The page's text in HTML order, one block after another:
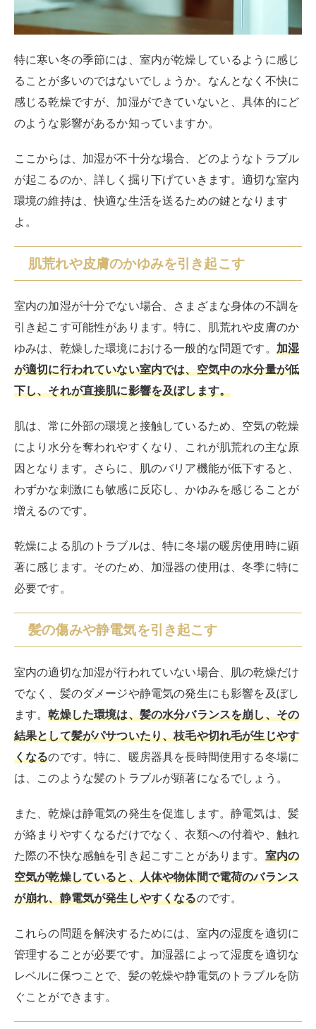
特に寒い冬の季節には、室内が乾燥しているように感じ
ることが多いのではないでしょうか。なんとなく不快に
感じる乾燥ですが、加湿ができていないと、具体的にど
のような影響があるか知っていますか。
ここからは、加湿が不十分な場合、どのようなトラブル
が起こるのか、詳しく掘り下げていきます。適切な室内
環境の維持は、快適な生活を送るための鍵となります
よ。
肌荒れや皮膚のかゆみを引き起こす
室内の加湿が十分でない場合、さまざまな身体の不調を
引き起こす可能性があります。特に、肌荒れや皮膚のか
ゆみは、乾燥した環境における一般的な問題です。 加湿
が適切に行われていない室内では、空気中の水分量が低
下し、それが直接肌に影響を及ぼします。
肌は、常に外部の環境と接触しているため、空気の乾燥
により水分を奪われやすくなり、これが肌荒れの主な原
因となります。さらに、肌のバリア機能が低下すると、
わずかな刺激にも敏感に反応し、かゆみを感じることが
増えるのです。
乾燥による肌のトラブルは、特に冬場の暖房使用時に顕
著に感じます。そのため、加湿器の使用は、冬季に特に
必要です。
髪の傷みや静電気を引き起こす
室内の適切な加湿が行われていない場合、肌の乾燥だけ
でなく、髪のダメージや静電気の発生にも影響を及ぼし
ます。乾燥した環境は、髪の水分バランスを崩し、その
結果として髪がパサついたり、枝毛や切れ毛が生じやす
くなるのです。特に、暖房器具を長時間使用する冬場に
は、このような髪のトラブルが顕著になるでしょう。
また、乾燥は静電気の発生を促進します。静電気は、髪
が絡まりやすくなるだけでなく、衣類への付着や、触れ
た際の不快な感触を引き起こすことがあります。 室内の
空気が乾燥していると、人体や物体間で電荷のバランス
が崩れ、静電気が発生しやすくなるのです。
これらの問題を解決するためには、室内の湿度を適切に
管理することが必要です。加湿器によって湿度を適切な
レベルに保つことで、髪の乾燥や静電気のトラブルを防
ぐことができます。